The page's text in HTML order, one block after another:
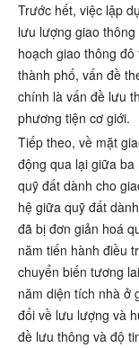
Trước hết, việc lập
lưu lượng giao
hoạch giao thông
thành phố, vấn đề
chính là vấn đề lưu
phương tiện cơ giới.
Tiếp theo, về mặt
động qua lại giữa
quỹ đất dành cho
hệ giữa quỹ đất
đã bị đơn giản hoá
năm tiến hành điều
chuyển biến tương
năm diện tích nhà ở
đổi về lưu lượng và
đề lưu thông và độ